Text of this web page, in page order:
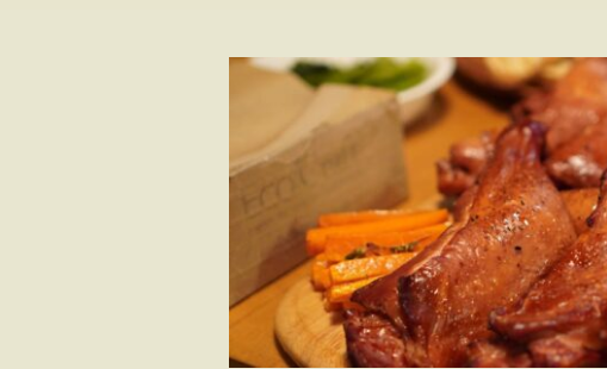
アウトドア・ウエディ
ング
キリスト教式 神前挙
式 人前挙式 あなたは
どの挙式スタイルをお
考えですか？
アウトドア・ウエディ
ング
ユーザーズボイス